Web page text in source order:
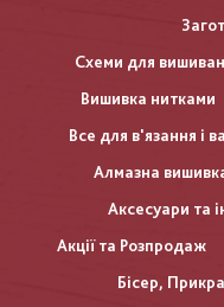
Схеми для
Вишивка нитками
Все для в'язання і
Алмазна
Аксесуари та
Акції та Розпродаж
Бісер,